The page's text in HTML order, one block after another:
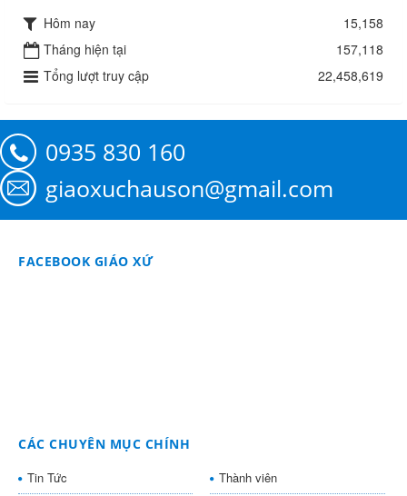
Hôm nay
15,158
Tháng hiện tại
157,118
Tổng lượt truy cập
22,458,619
0935 830 160
giaoxuchauson@gmail.com
FACEBOOK GIÁO XỨ
CÁC CHUYÊN MỤC CHÍNH
Tin Tức
Thành viên